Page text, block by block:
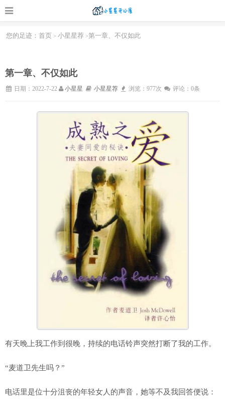
您的足迹： 首页 > 小星星荐 >第一章、不仅如此
第一章、不仅如此
日期：2022-7-22 小星星 小星星荐 浏览：977次 评论：0条
有天晚上我工作到很晚，持续的电话铃声突然打断了我的工作。
“麦道卫先生吗？”
电话里是位十分沮丧的年轻女人的声音，她等不及我回答便说：